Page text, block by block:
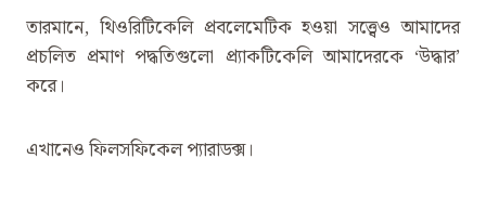
তারমানে, থিওরিটিকেলি প্রবলেমেটিক হওয়া সত্ত্বেও আমাদের
প্রচলিত প্রমাণ পদ্ধতিগুলো প্র্যাকটিকেলি আমাদেরকে ‘উদ্ধার’
করে।
এখানেও ফিলসফিকেল প্যারাডক্স।